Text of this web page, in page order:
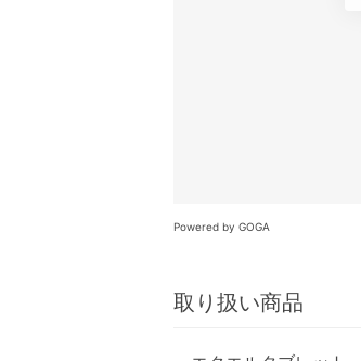
Powered by GOGA
取り扱い商品